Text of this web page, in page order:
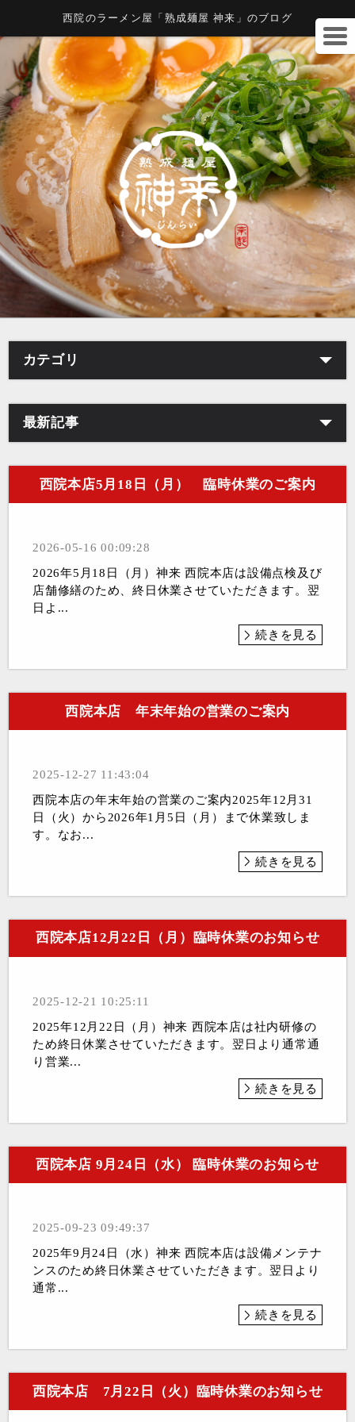
西院のラーメン屋「熟成麺屋 神来」のブログ
カテゴリ
最新記事
西院本店5月18日（月） 臨時休業のご案内
2026-05-16 00:09:28
2026年5月18日（月）神来 西院本店は設備点検及び
店舗修繕のため、終日休業させていただきます。翌
日よ...
続きを見る
西院本店 年末年始の営業のご案内
2025-12-27 11:43:04
西院本店の年末年始の営業のご案内2025年12月31
日（火）から2026年1月5日（月）まで休業致しま
す。なお...
続きを見る
西院本店12月22日（月）臨時休業のお知らせ
2025-12-21 10:25:11
2025年12月22日（月）神来 西院本店は社内研修の
ため終日休業させていただきます。翌日より通常通
り営業...
続きを見る
西院本店 9月24日（水） 臨時休業のお知らせ
2025-09-23 09:49:37
2025年9月24日（水）神来 西院本店は設備メンテナ
ンスのため終日休業させていただきます。翌日より
通常...
続きを見る
西院本店 7月22日（火）臨時休業のお知らせ